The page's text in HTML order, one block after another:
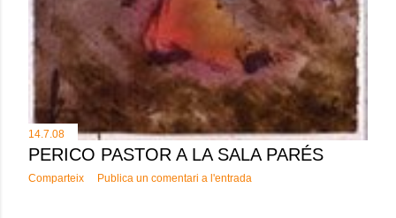
14.7.08
PERICO PASTOR A LA SALA PARÉS
Comparteix Publica un comentari a l'entrada